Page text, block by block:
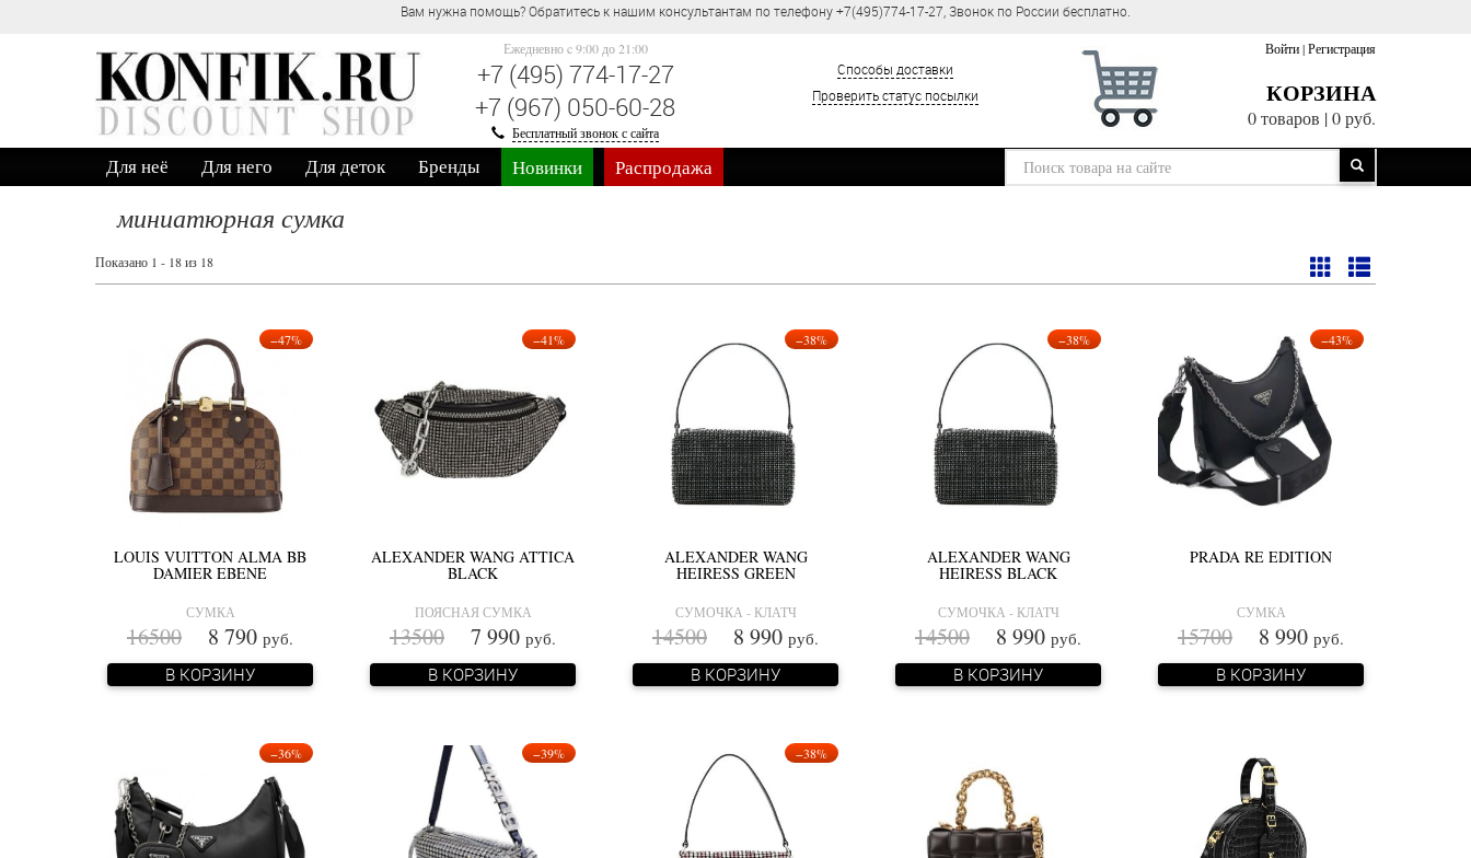
Вам нужна помощь? Обратитесь к нашим консультантам по телефону +7(495)774-17-27, Звонок по России бесплатно.
Ежедневно c 9:00 до 21:00
+7 (495) 774-17-27
+7 (967) 050-60-28
Бесплатный звонок с сайта
Способы доставки
Проверить статус посылки
Войти|Регистрация
КОРЗИНА
0 товаров |0 руб.
Для неё Для него Для деток Бренды Новинки Распродажа
миниатюрная сумка
Показано 1 - 18 из 18
−47%
LOUIS VUITTON ALMA BB
DAMIER EBENE
СУМКА
16500 8 790 руб.
В КОРЗИНУ
−41%
ALEXANDER WANG ATTICA
BLACK
ПОЯСНАЯ СУМКА
13500 7 990 руб.
В КОРЗИНУ
−38%
ALEXANDER WANG
HEIRESS GREEN
СУМОЧКА - КЛАТЧ
14500 8 990 руб.
В КОРЗИНУ
−38%
ALEXANDER WANG
HEIRESS BLACK
СУМОЧКА - КЛАТЧ
14500 8 990 руб.
В КОРЗИНУ
−43%
PRADA RE EDITION
СУМКА
15700 8 990 руб.
В КОРЗИНУ
−36% −39% −38%